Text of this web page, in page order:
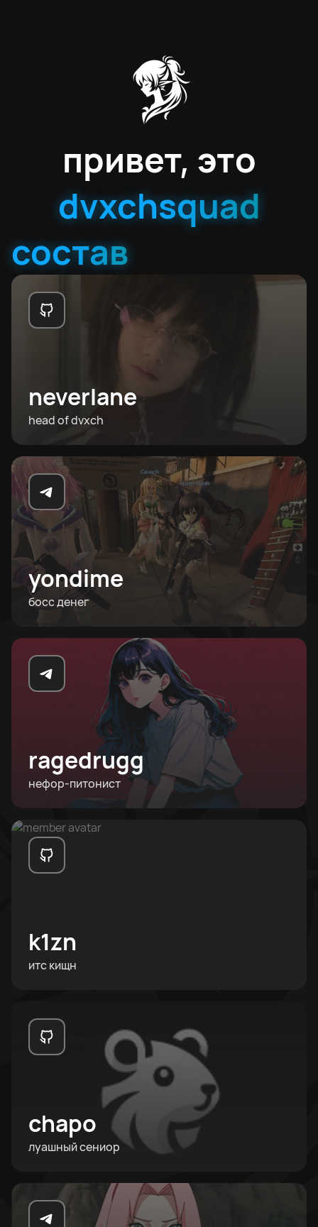
привет, это
dvxchsquad
состав
neverlane
head of dvxch
yondime
босс денег
ragedrugg
нефор-питонист
k1zn
итс кищн
chapo
луашный сениор